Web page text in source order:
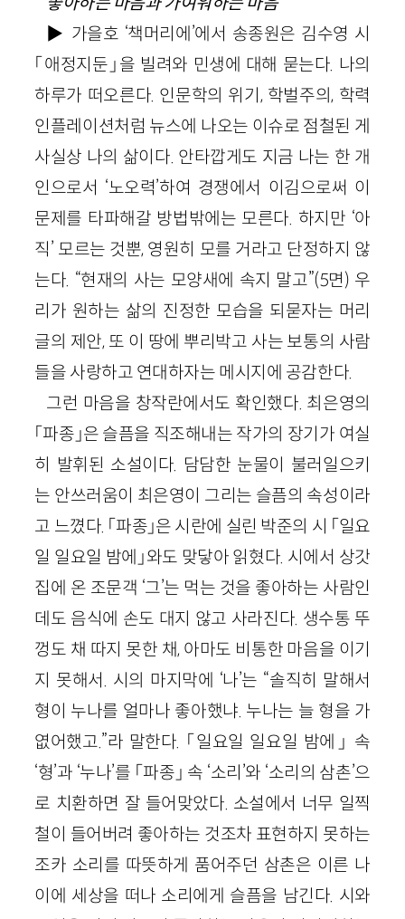
▶ 가을호 ‘책머리에’에서 송종원은 김수영 시
「애정지둔」을 빌려와 민생에 대해 묻는다. 나의
하루가 떠오른다. 인문학의 위기, 학벌주의, 학력
인플레이션처럼 뉴스에 나오는 이슈로 점철된 게
사실상 나의 삶이다. 안타깝게도 지금 나는 한 개
인으로서 ‘노오력’하여 경쟁에서 이김으로써 이
문제를 타파해갈 방법밖에는 모른다. 하지만 ‘아
직’ 모르는 것뿐, 영원히 모를 거라고 단정하지 않
는다. “현재의 사는 모양새에 속지 말고”(5면) 우
리가 원하는 삶의 진정한 모습을 되묻자는 머리
글의 제안, 또 이 땅에 뿌리박고 사는 보통의 사람
들을 사랑하고 연대하자는 메시지에 공감한다.
그런 마음을 창작란에서도 확인했다. 최은영의
「파종」은 슬픔을 직조해내는 작가의 장기가 여실
히 발휘된 소설이다. 담담한 눈물이 불러일으키
는 안쓰러움이 최은영이 그리는 슬픔의 속성이라
고 느꼈다. 「파종」은 시란에 실린 박준의 시 「일요
일 일요일 밤에」와도 맞닿아 읽혔다. 시에서 상갓
집에 온 조문객 ‘그’는 먹는 것을 좋아하는 사람인
데도 음식에 손도 대지 않고 사라진다. 생수통 뚜
껑도 채 따지 못한 채, 아마도 비통한 마음을 이기
지 못해서. 시의 마지막에 ‘나’는 “솔직히 말해서
형이 누나를 얼마나 좋아했냐. 누나는 늘 형을 가
엾어했고.”라 말한다. 「일요일 일요일 밤에」 속
‘형’과 ‘누나’를 「파종」 속 ‘소리’와 ‘소리의 삼촌’으
로 치환하면 잘 들어맞았다. 소설에서 너무 일찍
철이 들어버려 좋아하는 것조차 표현하지 못하는
조카 소리를 따뜻하게 품어주던 삼촌은 이른 나
이에 세상을 떠나 소리에게 슬픔을 남긴다. 시와